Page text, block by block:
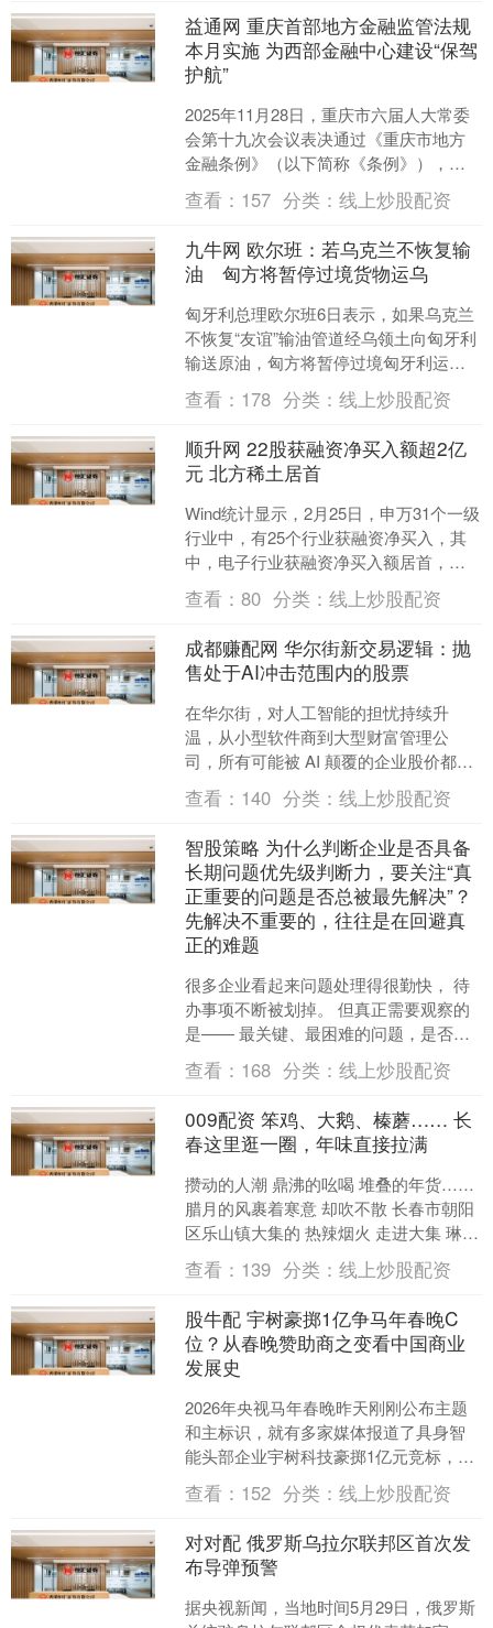
益通网 重庆首部地方金融监管法规
本月实施 为西部金融中心建设“保驾
护航”
2025年11月28日，重庆市六届人大常委
会第十九次会议表决通过《重庆市地方
金融条例》（以下简称《条例》），作
为重庆市首部专门针对地方金融监管领
域制定的地方性法....
查看： 157 分类：线上炒股配资
九牛网 欧尔班：若乌克兰不恢复输
油 匈方将暂停过境货物运乌
匈牙利总理欧尔班6日表示，如果乌克兰
不恢复“友谊”输油管道经乌领土向匈牙利
输送原油，匈方将暂停过境匈牙利运往
乌克兰的重要物资。 欧尔班当天在接受
国家电台采访时说....
查看： 178 分类：线上炒股配资
顺升网 22股获融资净买入额超2亿
元 北方稀土居首
Wind统计显示，2月25日，申万31个一级
行业中，有25个行业获融资净买入，其
中，电子行业获融资净买入额居首，当
日净买入40.96亿元。获融资净买入居前
的行业....
查看：80 分类：线上炒股配资
成都赚配网 华尔街新交易逻辑：抛
售处于AI冲击范围内的股票
在华尔街，对人工智能的担忧持续升
温，从小型软件商到大型财富管理公
司，所有可能被 AI 颠覆的企业股价都在
不断遭受抛售。 最新一轮抛售于周二爆
发：一家名不见经传的....
查看： 140 分类：线上炒股配资
智股策略 为什么判断企业是否具备
长期问题优先级判断力，要关注“真
正重要的问题是否总被最先解决”？
先解决不重要的，往往是在回避真
正的难题
很多企业看起来问题处理得很勤快， 待
办事项不断被划掉。 但真正需要观察的
是—— 最关键、最困难的问题，是否被
持续放在最前面。 长期来看，问题优先
级判断力，决定企....
查看： 168 分类：线上炒股配资
009配资 笨鸡、大鹅、榛蘑…… 长
春这里逛一圈，年味直接拉满
攒动的人潮 鼎沸的吆喝 堆叠的年货……
腊月的风裹着寒意 却吹不散 长春市朝阳
区乐山镇大集的 热辣烟火 走进大集 琳琅
满目的商品 展开剩余82% 让人目不暇接
....
查看： 139 分类：线上炒股配资
股牛配 宇树豪掷1亿争马年春晚C
位？从春晚赞助商之变看中国商业
发展史
2026年央视马年春晚昨天刚刚公布主题
和主标识，就有多家媒体报道了具身智
能头部企业宇树科技豪掷1亿元竞标，争
夺本届春晚最大赞助商权益的消息。虽
然宇树方面对该消息....
查看： 152 分类：线上炒股配资
对对配 俄罗斯乌拉尔联邦区首次发
布导弹预警
据央视新闻，当地时间5月29日，俄罗斯